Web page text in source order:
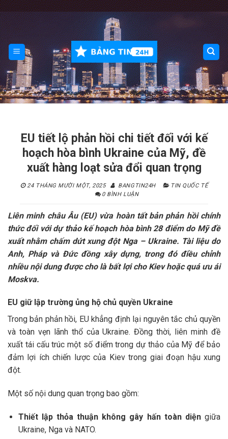
Skip
to
content
EU tiết lộ phản hồi chi tiết đối với kế
hoạch hòa bình Ukraine của Mỹ, đề
xuất hàng loạt sửa đổi quan trọng
24 THÁNG MƯỜI MỘT, 2025 BANGTIN24H
TIN QUỐC TẾ
0 BÌNH LUẬN
Liên minh châu Âu (EU) vừa hoàn tất bản phản hồi chính
thức đối với dự thảo kế hoạch hòa bình 28 điểm do Mỹ đề
xuất nhằm chấm dứt xung đột Nga – Ukraine. Tài liệu do
Anh, Pháp và Đức đồng xây dựng, trong đó điều chỉnh
nhiều nội dung được cho là bất lợi cho Kiev hoặc quá ưu ái
Moskva.
EU giữ lập trường ủng hộ chủ quyền Ukraine
Trong bản phản hồi, EU khẳng định lại nguyên tắc chủ quyền
và toàn vẹn lãnh thổ của Ukraine. Đồng thời, liên minh đề
xuất tái cấu trúc một số điểm trong dự thảo của Mỹ để bảo
đảm lợi ích chiến lược của Kiev trong giai đoạn hậu xung
đột.
Một số nội dung quan trọng bao gồm:
Thiết lập thỏa thuận không gây hấn toàn diệngiữa
Ukraine, Nga và NATO.